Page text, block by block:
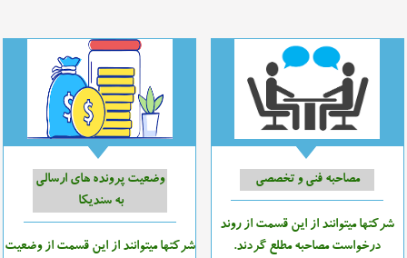
مصاحبه فنی و تخصصی
شرکتها میتوانند از این قسمت از روند
درخواست مصاحبه مطلع گردند.
وضعیت پرونده های ارسالی
به سندیکا
شرکتها میتوانند از این قسمت از وضعیت